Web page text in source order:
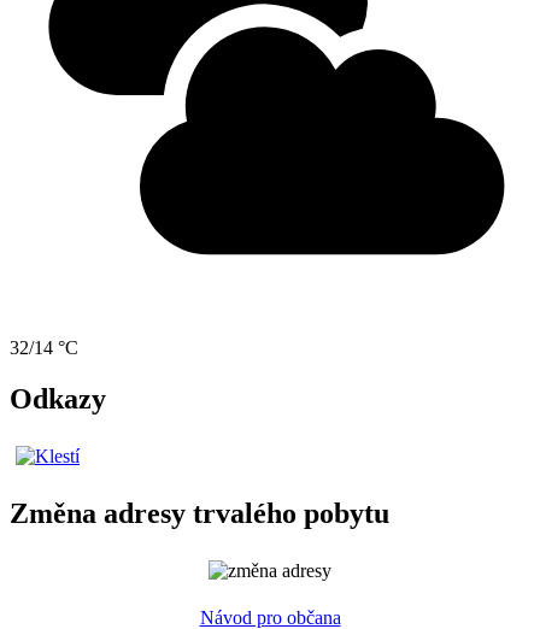
32/14 °C
Odkazy
Změna adresy trvalého pobytu
Návod pro občana